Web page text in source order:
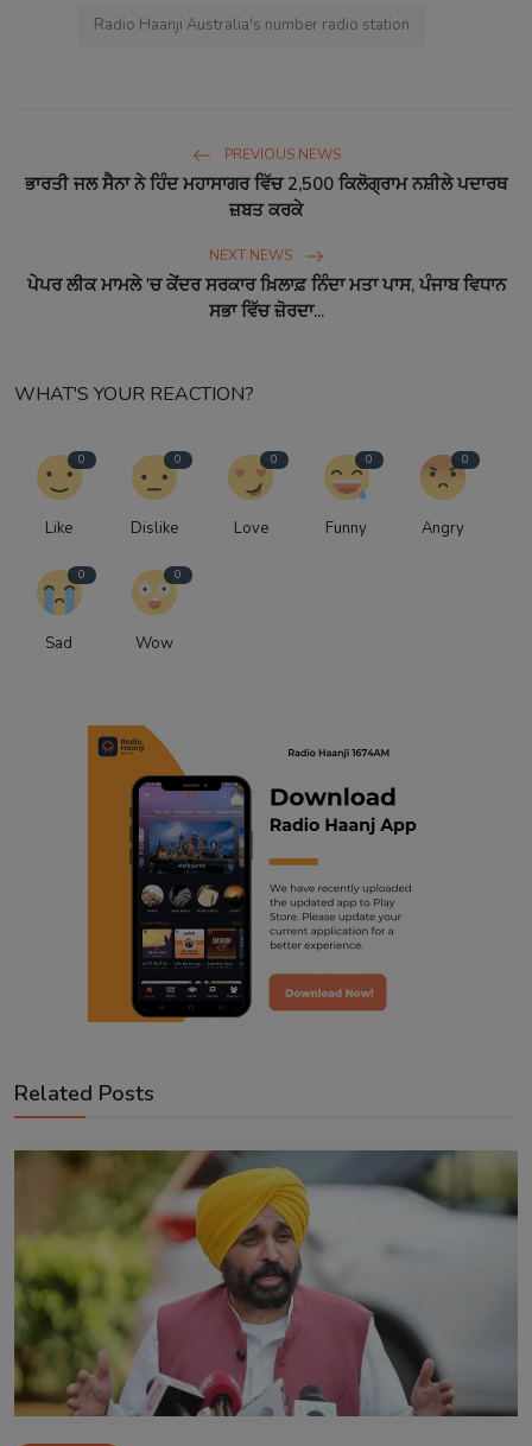
Radio Haanji Australia's number radio station​
PREVIOUS NEWS
ਭਾਰਤੀ ਜਲ ਸੈਨਾ ਨੇ ਹਿੰਦ ਮਹਾਸਾਗਰ ਵਿੱਚ 2,500 ਕਿਲੋਗ੍ਰਾਮ ਨਸ਼ੀਲੇ ਪਦਾਰਥ
ਜ਼ਬਤ ਕਰਕੇ
NEXT NEWS
ਪੇਪਰ ਲੀਕ ਮਾਮਲੇ 'ਚ ਕੇਂਦਰ ਸਰਕਾਰ ਖ਼ਿਲਾਫ਼ ਨਿੰਦਾ ਮਤਾ ਪਾਸ, ਪੰਜਾਬ ਵਿਧਾਨ
ਸਭਾ ਵਿੱਚ ਜ਼ੋਰਦਾ...
WHAT'S YOUR REACTION?
0
Like
0
Dislike
0
Love
0
Funny
0
Angry
0
Sad
0
Wow
Related Posts